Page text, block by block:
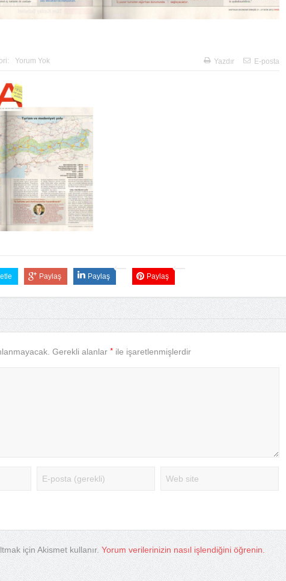
Yorum Yok Yazdır E-posta
Paylaş Paylaş Paylaş
Gerekli alanlar *ile işaretlenmişlerdir
için Akismet kullanır. Yorum verilerinizin nasıl işlendiğini öğrenin.